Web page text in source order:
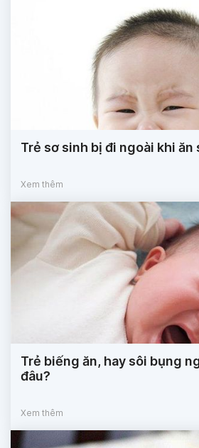
Trẻ sơ sinh bị đi ngoài khi ăn
Xem thêm
Trẻ biếng ăn, hay sôi bụng
đâu?
Xem thêm